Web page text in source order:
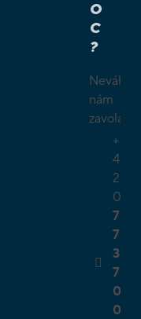
O
C
?
Neváhejte
nám
zavolat.
+
4
2
0
7
7
3
7
0
0